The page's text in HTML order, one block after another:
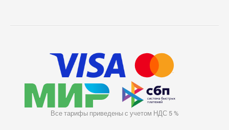
Все тарифы приведены с учетом НДС 5 %